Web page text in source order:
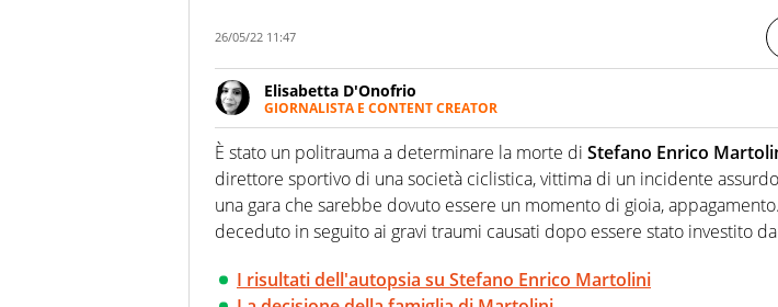
26/05/22 11:47
Elisabetta D'Onofrio
GIORNALISTA E CONTENT CREATOR
Giornalista professionista dal 2007, scrive per curiosità personale e
soprattutto di calcio, di sport e dei suoi protagonisti, concedendosi
nell'ambito della creazione di format. Un tempo ala destra, oggi si
ruolo di libero. Cura una classifica riservata dei migliori 5 calciatori
È stato un politrauma a determinare la morte di Stefano Enrico
direttore sportivo di una società ciclistica, vittima di un incidente
una gara che sarebbe dovuto essere un momento di gioia, appagamento.
deceduto in seguito ai gravi traumi causati dopo essere stato investito
I risultati dell'autopsia su Stefano Enrico Martolini